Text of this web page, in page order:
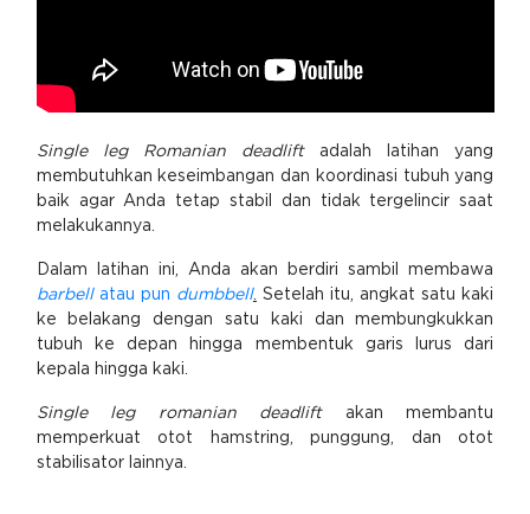
Single leg Romanian deadliftadalah latihan yang
membutuhkan keseimbangan dan koordinasi tubuh yang
baik agar Anda tetap stabil dan tidak tergelincir saat
melakukannya.
Dalam latihan ini, Anda akan berdiri sambil membawa
barbellatau pun dumbbell. Setelah itu, angkat satu kaki
ke belakang dengan satu kaki dan membungkukkan
tubuh ke depan hingga membentuk garis lurus dari
kepala hingga kaki.
Single leg romanian deadliftakan membantu
memperkuat otot hamstring, punggung, dan otot
stabilisator lainnya.